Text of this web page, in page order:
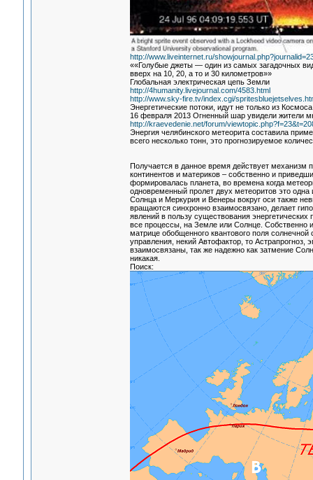
http://www.liveinternet.ru/
««Голубые джеты — один из самых загадочных
вверх на 10, 20, а то и 30 километров»»
Глобальная электрическая цепь Земли
http://4humanity.livejournal.com/4583.html
http://www.sky-fire.tv/index.cgi/
Энергетические потоки, идут не только из
16 февраля 2013 Огненный шар увидели жители
http://kraevedenie.net/forum/
Энергия челябинского метеорита составила
всего несколько тонн, это прогнозируемое
Получается в данное время действует механизм
континентов и материков – собственно и
формировалась планета, во времена когда
одновременный пролет двух метеоритов это
Солнца и Меркурия и Венеры вокруг оси также
вращаются синхронно взаимосвязано, делает
явлений в пользу существования
все процессы, на Земле или Солнце. Собственно
матрице обобщенного квантового поля
управления, некий Автофактор, то
взаимосвязаны, так же надежно как затмение
никакая.
Поиск: